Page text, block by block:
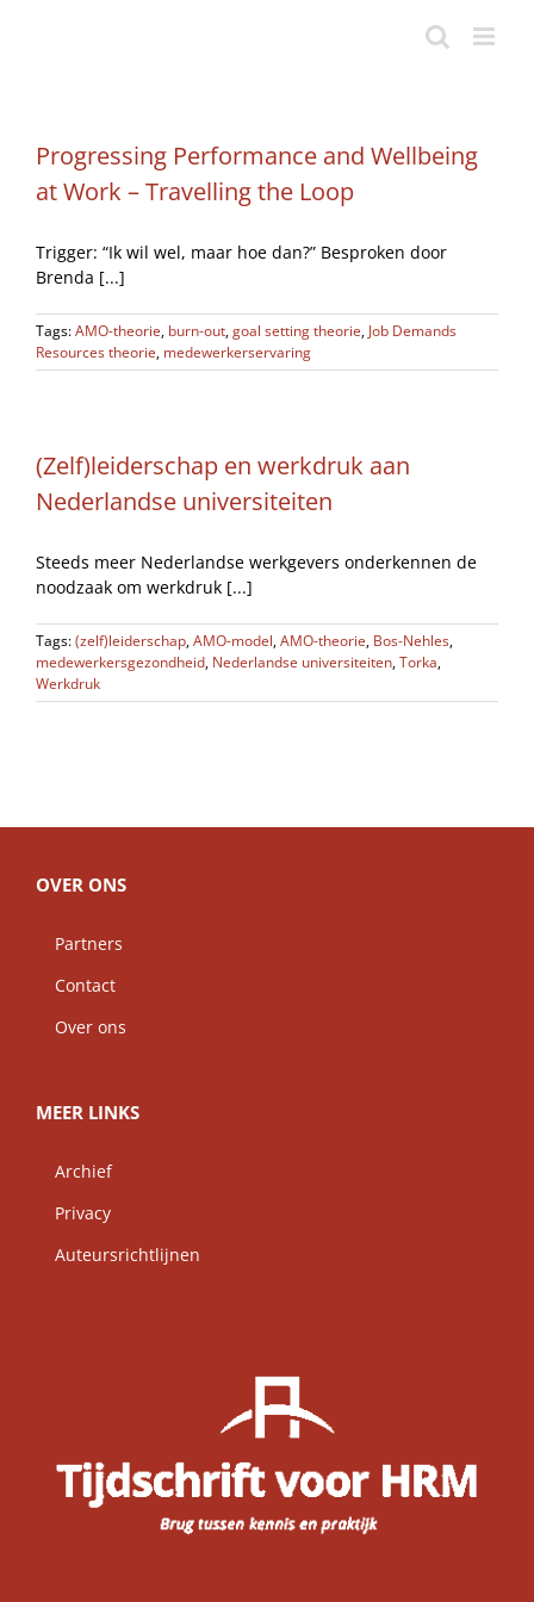
Progressing Performance and Wellbeing
at Work – Travelling the Loop
Trigger: “Ik wil wel, maar hoe dan?” Besproken door
Brenda [...]
Tags:AMO-theorie, burn-out,goal setting theorie, Job Demands
Resources theorie, medewerkerservaring
(Zelf)leiderschap en werkdruk aan
Nederlandse universiteiten
Steeds meer Nederlandse werkgevers onderkennen de
noodzaak om werkdruk [...]
Tags:(zelf)leiderschap,AMO-model,AMO-theorie, Bos-Nehles,
medewerkersgezondheid, Nederlandse universiteiten,Torka,
Werkdruk
OVER ONS
Partners
Contact
Over ons
MEER LINKS
Archief
Privacy
Auteursrichtlijnen